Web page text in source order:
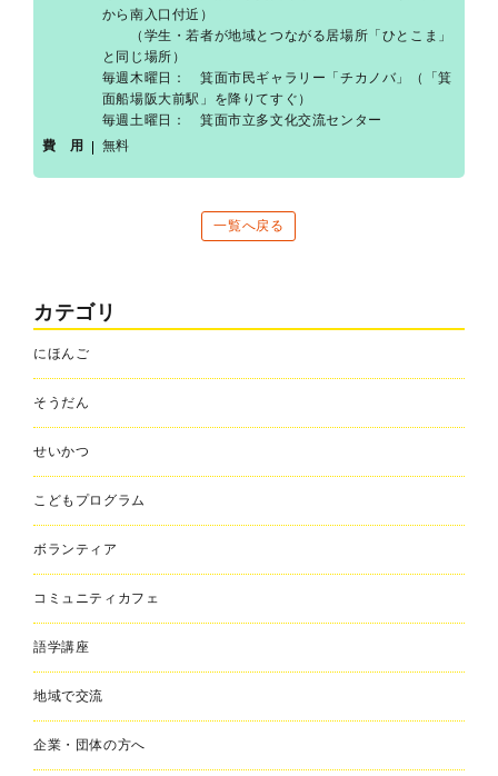
から南入口付近）
（ 学生・若者が地域とつながる居場所「ひとこま」
と同じ場所）
毎週木曜日： 箕面市民ギャラリー「チカノバ」（「箕
面船場阪大前駅」を降りてすぐ）
毎週土曜日： 箕面市立多文化交流センター
費 用
無料
一覧へ戻る
カテゴリ
にほんご
そうだん
せいかつ
こどもプログラム
ボランティア
コミュニティカフェ
語学講座
地域で交流
企業・団体の方へ